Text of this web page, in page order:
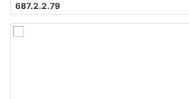
687.2.2.79